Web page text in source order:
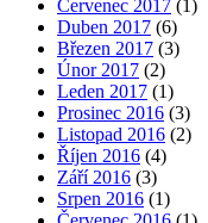
Červenec 2017 (1)
Duben 2017 (6)
Březen 2017 (3)
Únor 2017 (2)
Leden 2017 (1)
Prosinec 2016 (3)
Listopad 2016 (2)
Říjen 2016 (4)
Září 2016 (3)
Srpen 2016 (1)